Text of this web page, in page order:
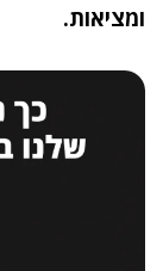
ומציאות.